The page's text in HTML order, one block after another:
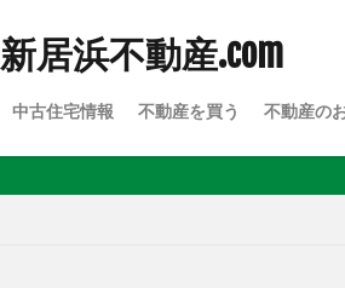
新居浜不動産.com
中古住宅情報 不動産を買う 不動産の